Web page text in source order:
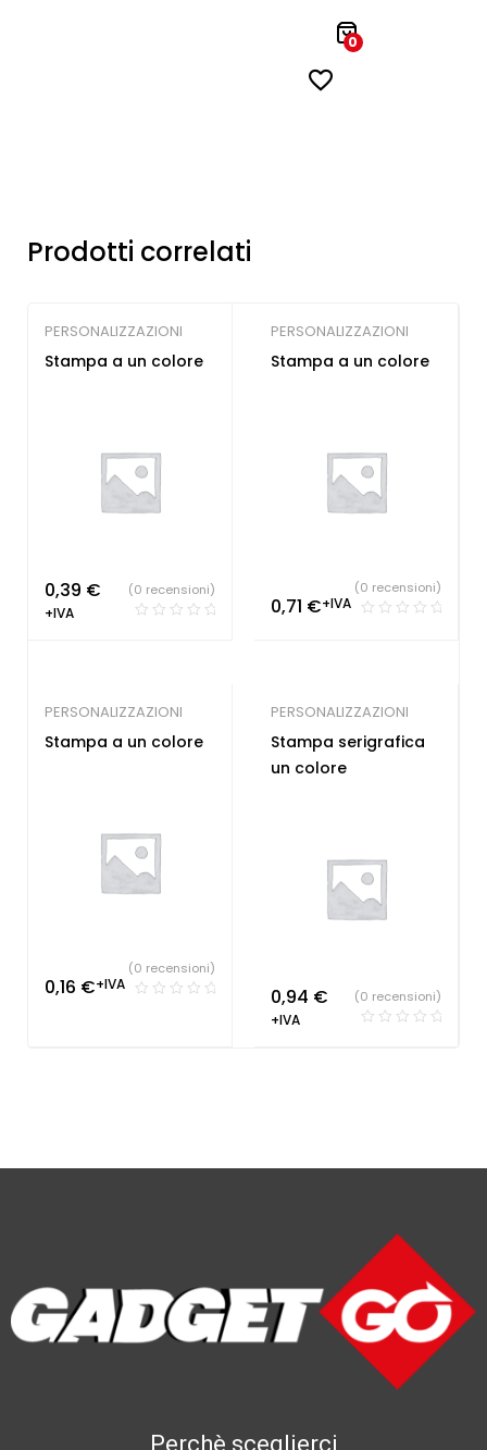
0
Prodotti correlati
PERSONALIZZAZIONI
Stampa a un colore
0,39 €
+IVA
(0 recensioni)
PERSONALIZZAZIONI
Stampa a un colore
0,71 €+IVA
(0 recensioni)
PERSONALIZZAZIONI
Stampa a un colore
0,16 €+IVA
(0 recensioni)
PERSONALIZZAZIONI
Stampa serigrafica
un colore
0,94 €
+IVA
(0 recensioni)
Perchè sceglierci